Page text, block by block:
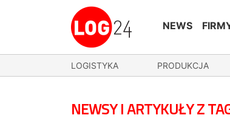
NEWS
LOGISTYKA PRODUKCJA
NEWSY I ARTYKUŁY Z